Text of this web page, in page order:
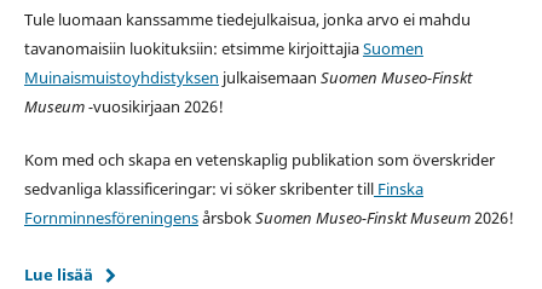
Tule luomaan kanssamme tiedejulkaisua, jonka arvo ei mahdu
tavanomaisiin luokituksiin: etsimme kirjoittajiaSuomen
Muinaismuistoyhdistyksen julkaisemaan Suomen Museo-Finskt
Museum -vuosikirjaan 2026!
Kom med och skapa en vetenskaplig publikation som överskrider
sedvanliga klassificeringar: vi söker skribenter tillFinska
FornminnesföreningensårsbokSuomen Museo-Finskt Museum2026!
Lue lisää